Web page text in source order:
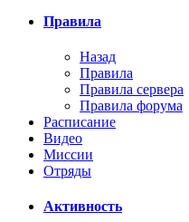
Правила
Назад
Правила
Правила сервера
Правила форума
Расписание
Видео
Миссии
Отряды
Активность